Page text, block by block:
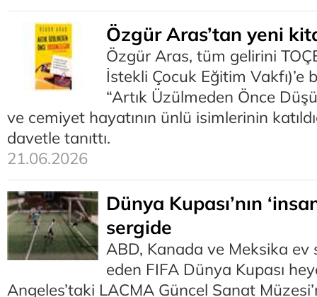
Özgür Aras’tan yeni
Özgür Aras, tüm gelirini
İstekli Çocuk Eğitim Vakfı)’e
“Artık Üzülmeden Önce
ve cemiyet hayatının ünlü isimlerinin
davetle tanıttı.
21.06.2026
Dünya Kupası’nın
sergide
ABD, Kanada ve Meksika
eden FIFA Dünya Kupası
Angeles’taki LACMA Güncel Sanat